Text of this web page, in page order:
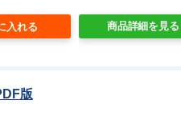
商品詳細を見る
版